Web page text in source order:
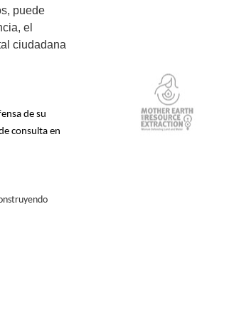
puede
el
ciudadana
de su
consulta en